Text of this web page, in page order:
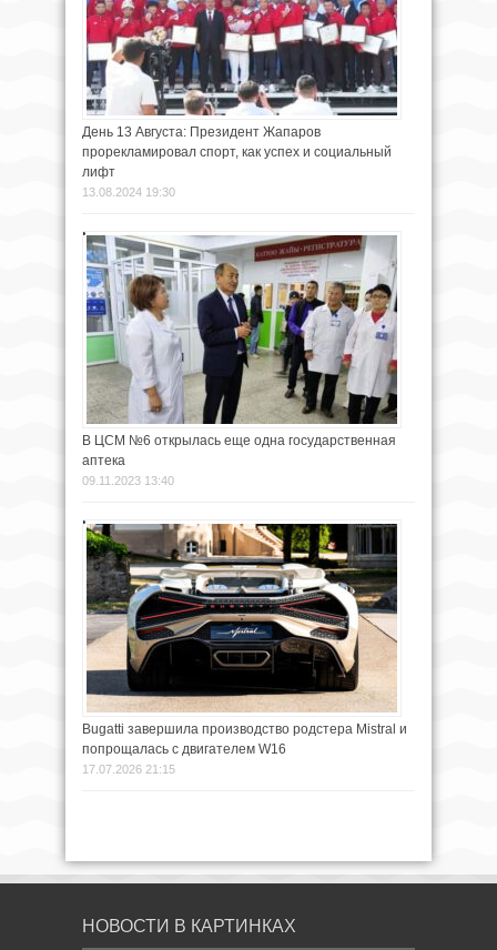
День 13 Августа: Президент Жапаров
прорекламировал спорт, как успех и социальный
лифт
13.08.2024 19:30
В ЦСМ №6 открылась еще одна государственная
аптека
09.11.2023 13:40
Bugatti завершила производство родстера Mistral и
попрощалась с двигателем W16
17.07.2026 21:15
НОВОСТИ В КАРТИНКАХ